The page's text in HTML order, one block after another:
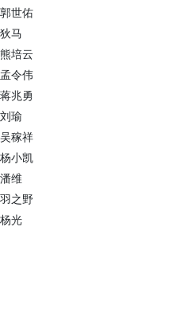
郭世佑
狄马
熊培云
孟令伟
蒋兆勇
刘瑜
吴稼祥
杨小凯
潘维
羽之野
杨光